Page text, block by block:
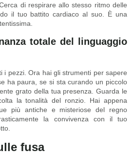
di respirare allo stesso ritmo delle
il tuo battito cardiaco al suo. È una
totale del linguaggio
i pezzi. Ora hai gli strumenti per sapere
ha paura, se si sta curando un piccolo
grato della tua presenza. Guarda le
la tonalità del ronzio. Hai appena
più antiche e misteriose del regno
la convivenza con il tuo
fusa